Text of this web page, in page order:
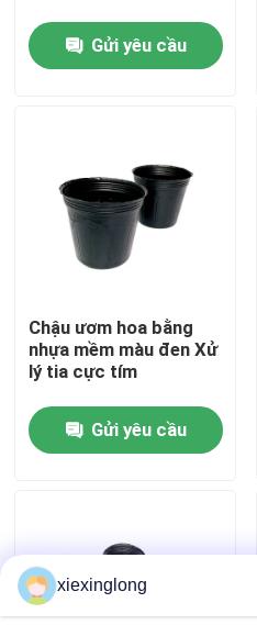
Sản phẩm
Về chúng tôi
Chuyến tham quan nhà máy
Kiểm soát chất lượng
Liên hệ với chúng tôi
Các vụ án
Bọt EPS EPP
Gửi yêu cầu
Chậu ươm hoa bằng
nhựa mềm màu đen Xử
lý tia cực tím
Gửi yêu cầu
xiexinglong